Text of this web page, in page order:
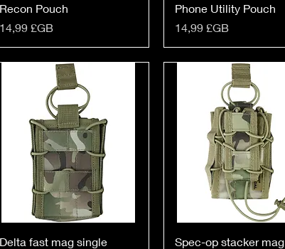
Recon Pouch
Prix
14,99 £GB
Phone Utility Pouch
Prix
14,99 £GB
Delta fast mag single
Spec-op stacker mag